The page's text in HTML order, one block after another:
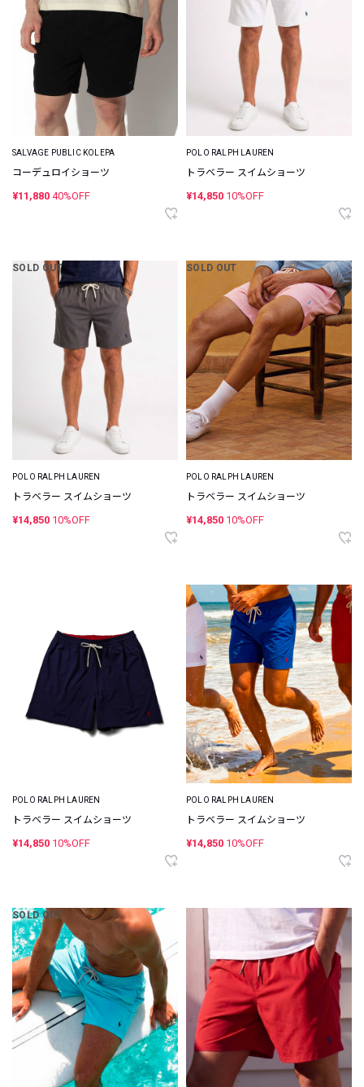
SALVAGE PUBLIC KOLEPA
コーデュロイショーツ
¥11,880 40%OFF
POLO RALPH LAUREN
トラベラー スイムショーツ
¥14,850 10%OFF
SOLD OUT
POLO RALPH LAUREN
トラベラー スイムショーツ
¥14,850 10%OFF
SOLD OUT
POLO RALPH LAUREN
トラベラー スイムショーツ
¥14,850 10%OFF
POLO RALPH LAUREN
トラベラー スイムショーツ
¥14,850 10%OFF
POLO RALPH LAUREN
トラベラー スイムショーツ
¥14,850 10%OFF
SOLD OUT